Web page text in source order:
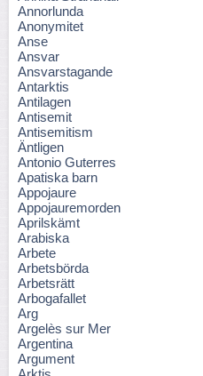
Annorlunda
Anonymitet
Anse
Ansvar
Ansvarstagande
Antarktis
Antilagen
Antisemit
Antisemitism
Äntligen
Antonio Guterres
Apatiska barn
Appojaure
Appojauremorden
Aprilskämt
Arabiska
Arbete
Arbetsbörda
Arbetsrätt
Arbogafallet
Arg
Argelès sur Mer
Argentina
Argument